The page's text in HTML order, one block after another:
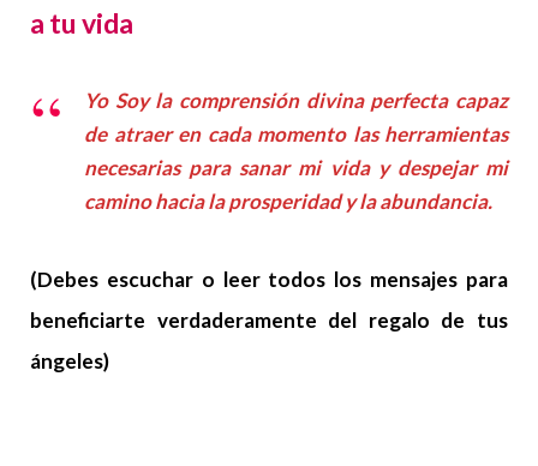
a tu vida
Yo Soy la comprensión divina perfecta capaz
de atraer en cada momento las herramientas
necesarias para sanar mi vida y despejar mi
camino hacia la prosperidad y la abundancia.
(Debes escuchar o leer todos los mensajes para
beneficiarte verdaderamente del regalo de tus
ángeles)